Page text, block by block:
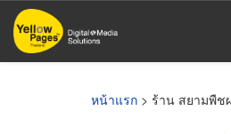
ข้าม
ไป
หน้าแรก > ร้าน สยามพืช